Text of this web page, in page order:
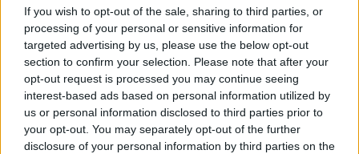
If you wish to opt-out of the sale, sharing to third parties, or
processing of your personal or sensitive information for
targeted advertising by us, please use the below opt-out
section to confirm your selection. Please note that after your
opt-out request is processed you may continue seeing
interest-based ads based on personal information utilized by
us or personal information disclosed to third parties prior to
your opt-out. You may separately opt-out of the further
disclosure of your personal information by third parties on the
in modo affidabile ogni goccia che si condensa e rotola
sul vetro fresco. Sottobicchiere, amico fedele!
Se avete desiderato qualcosa del genere in vista della
nostra piccola lettera d’amore al sottobicchiere (o prima),
siete nel posto giusto: Stone Brewing non produce solo
ottima birra, ma anche tanti gadget adatti . Ad esempio, i
sottobicchieri nel design del birrificio. Ottieni la tua copia
e bevi con stile laArrogant Bastard , la Delicious IPA